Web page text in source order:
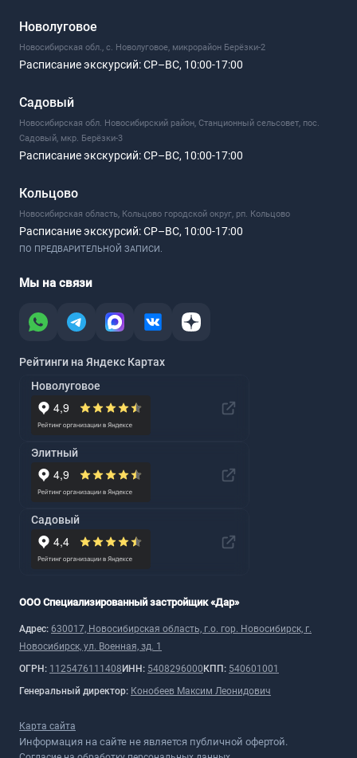
Новолуговое
Новосибирская обл., с. Новолуговое, микрорайон Берёзки-2
Расписание экскурсий:СР–ВС, 10:00-17:00
Садовый
Новосибирская обл. Новосибирский район, Станционный сельсовет, пос.
Садовый, мкр. Берёзки-3
Расписание экскурсий:СР–ВС, 10:00-17:00
Кольцово
Новосибирская область, Кольцово городской округ, рп. Кольцово
Расписание экскурсий:СР–ВС, 10:00-17:00
ПО ПРЕДВАРИТЕЛЬНОЙ ЗАПИСИ.
Мы на связи
Рейтинги на Яндекс Картах
Новолуговое
Элитный
Садовый
ООО Специализированный застройщик «Дар»
Адрес: 630017, Новосибирская область, г.о. гор. Новосибирск, г.
Новосибирск, ул. Военная, зд. 1
ОГРН: 1125476111408 ИНН: 5408296000 КПП: 540601001
Генеральный директор: Конобеев Максим Леонидович
Карта сайта
Информация на сайте не является публичной офертой.